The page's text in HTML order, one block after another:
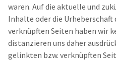
waren. Auf die aktuelle und
Inhalte oder die Urheberschaft
verknüpften Seiten haben wir
distanzieren uns daher
gelinkten bzw. verknüpften